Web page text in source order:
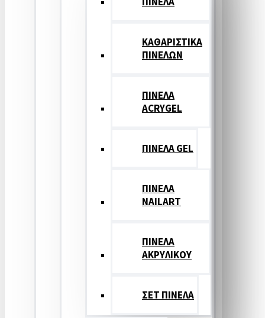
ΚΑΘΑΡΙΣΤΙΚΑ
ΠΙΝΕΛΩΝ
ΠΙΝΕΛΑ
ACRYGEL
ΠΙΝΕΛΑ GEL
ΠΙΝΕΛΑ
NAILART
ΠΙΝΕΛΑ
ΑΚΡΥΛΙΚΟΥ
ΣΕΤ ΠΙΝΕΛA